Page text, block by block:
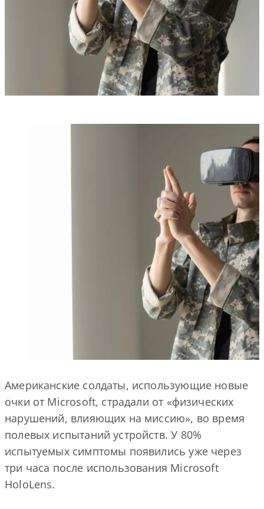
Американские солдаты, использующие новые
очки от Microsoft, страдали от «физических
нарушений, влияющих на миссию», во время
полевых испытаний устройств. У 80%
испытуемых симптомы появились уже через
три часа после использования Microsoft
HoloLens.